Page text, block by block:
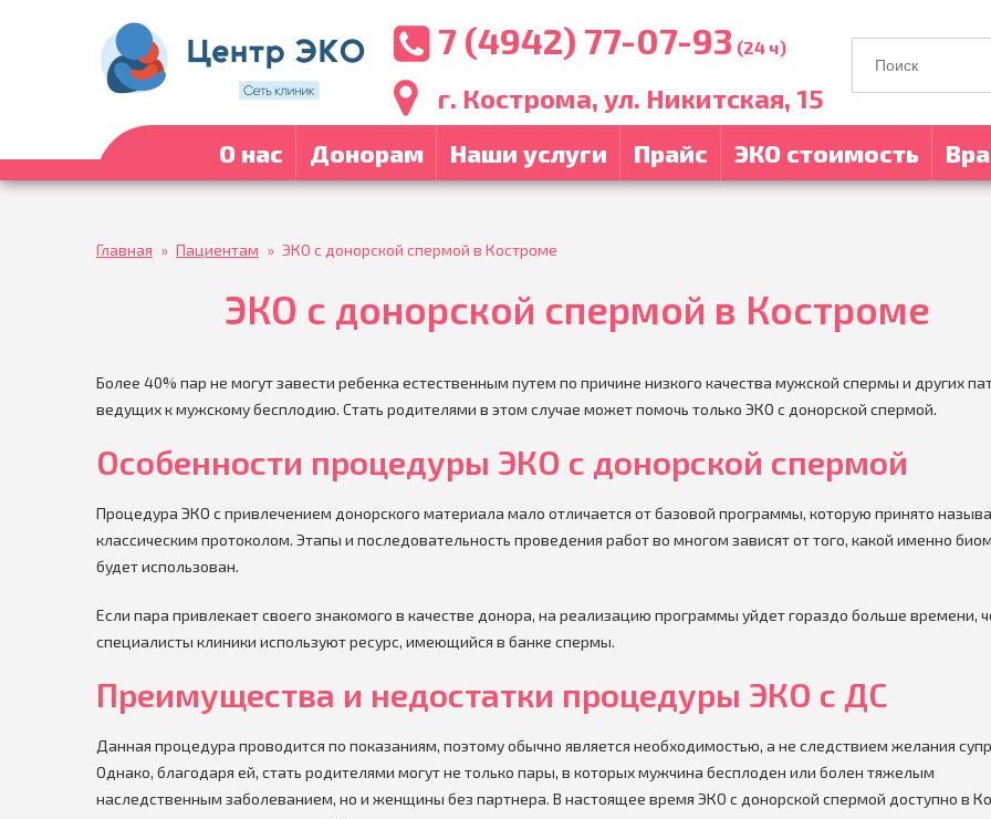
7 (4942) 77-07-93 (24 ч)
г. Кострома, ул. Никитская, 15
О нас Донорам Наши услуги Прайс ЭКО стоимость
Главная » Пациентам » ЭКО с донорской спермой в Костроме
ЭКО с донорской спермой в Костроме
Более 40% пар не могут завести ребенка естественным путем по причине низкого качества мужской спермы и других
ведущих к мужскому бесплодию. Стать родителями в этом случае может помочь только ЭКО с донорской спермой.
Особенности процедуры ЭКО с донорской спермой
Процедура ЭКО с привлечением донорского материала мало отличается от базовой программы, которую принято
классическим протоколом. Этапы и последовательность проведения работ во многом зависят от того, какой именно
будет использован.
Если пара привлекает своего знакомого в качестве донора, на реализацию программы уйдет гораздо больше времени,
специалисты клиники используют ресурс, имеющийся в банке спермы.
Преимущества и недостатки процедуры ЭКО с ДС
Данная процедура проводится по показаниям, поэтому обычно является необходимостью, а не следствием желания
Однако, благодаря ей, стать родителями могут не только пары, в которых мужчина бесплоден или болен тяжелым
наследственным заболеванием, но и женщины без партнера. В настоящее время ЭКО с донорской спермой доступно в